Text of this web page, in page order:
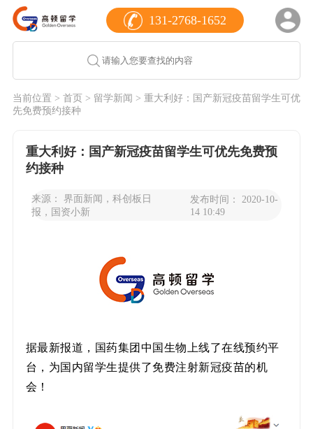
131-2768-1652
当前位置 > 首页 > 留学新闻 > 重大利好：国产新冠疫苗留学生可优
先免费预约接种
重大利好：国产新冠疫苗留学生可优先免费预
约接种
来源： 界面新闻，科创板日
报，国资小新
发布时间： 2020-10-
14 10:49
据最新报道，国药集团中国生物上线了在线预约平
台，为国内留学生提供了免费注射新冠疫苗的机
会！